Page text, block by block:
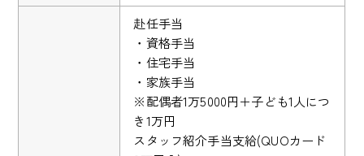
赴任手当
・資格手当
・住宅手当
・家族手当
※配偶者1万5000円＋子ども1人につ
き1万円
スタッフ紹介手当支給(QUOカード